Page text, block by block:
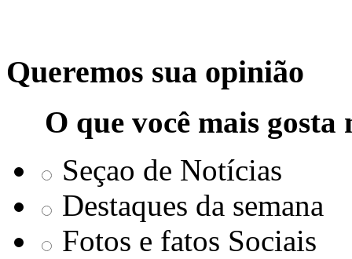
Queremos sua opinião
O que você mais
Seçao de Notícias
Destaques da semana
Fotos e fatos Sociais